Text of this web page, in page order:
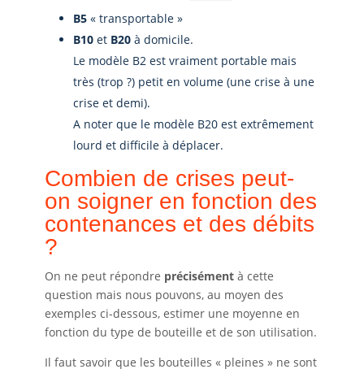
B5« transportable »
B10et B20à domicile.
Le modèle B2 est vraiment portable mais
très (trop ?) petit en volume (une crise à une
crise et demi).
A noter que le modèle B20 est extrêmement
lourd et difficile à déplacer.
Combien de crises peut-
on soigner en fonction des
contenances et des débits
?
On ne peut répondre précisémentà cette
question mais nous pouvons, au moyen des
exemples ci-dessous, estimer une moyenne en
fonction du type de bouteille et de son utilisation.
Il faut savoir que les bouteilles « pleines » ne sont